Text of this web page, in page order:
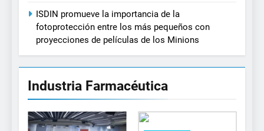
ISDIN promueve la importancia de la
fotoprotección entre los más pequeños con
proyecciones de películas de los Minions
Industria Farmacéutica